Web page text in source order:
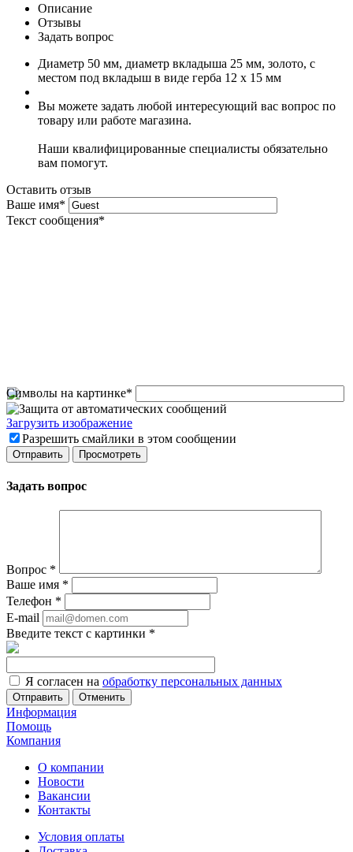
Описание
Отзывы
Задать вопрос
Диаметр 50 мм, диаметр вкладыша 25 мм, золото, с
местом под вкладыш в виде герба 12 х 15 мм
Вы можете задать любой интересующий вас вопрос по
товару или работе магазина.
Наши квалифицированные специалисты обязательно
вам помогут.
Оставить отзыв
Ваше имя*
Текст сообщения*
Символы на картинке*
Загрузить изображение
Разрешить смайлики в этом сообщении
Задать вопрос
Вопрос *
Ваше имя *
Телефон *
E-mail
Введите текст с картинки *
Я согласен на обработку персональных данных
Отменить
Информация
Помощь
Компания
О компании
Новости
Вакансии
Контакты
Условия оплаты